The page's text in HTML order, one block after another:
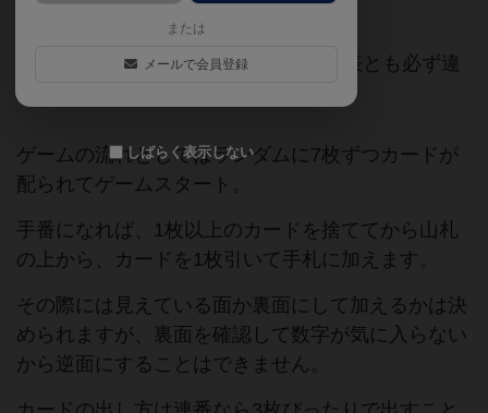
になってしまうクアンド。
数字は0〜10で裏表になっていて、裏表とも必ず違
う数字になっています。
ゲームの流れとしてはランダムに7枚ずつカードが
配られてゲームスタート。
手番になれば、1枚以上のカードを捨ててから山札
の上から、カードを1枚引いて手札に加えます。
その際には見えている面か裏面にして加えるかは決
められますが、裏面を確認して数字が気に入らない
から逆面にすることはできません。
または
メールで会員登録
しばらく表示しない